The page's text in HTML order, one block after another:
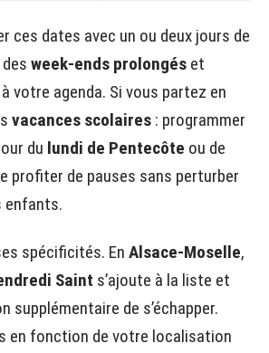
ces dates avec un ou deux jours de
week-ends prolongés et
votre agenda. Si vous partez en
vacances scolaires : programmer
du lundi de Pentecôte ou de
profiter de pauses sans perturber
enfants.
spécificités. En Alsace-Moselle,
Saint s’ajoute à la liste et
supplémentaire de s’échapper.
en fonction de votre localisation